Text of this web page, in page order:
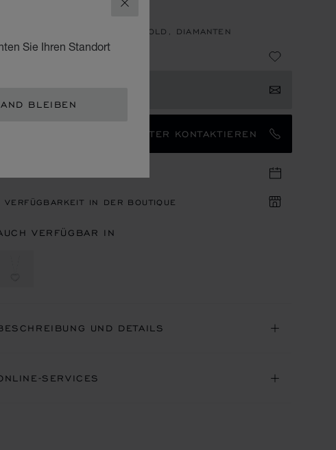
SCHLIESSEN
Sie Ihren Standort
BLEIBEN
ANHÄNGER, ETHISCHES ROSÉGOLD, DIAMANTEN
EINEN MARKENBOTSCHAFTER KONTAKTIEREN
VERFÜGBARKEIT IN DER BOUTIQUE
VERFÜGBAR IN
UND DETAILS
SERVICES